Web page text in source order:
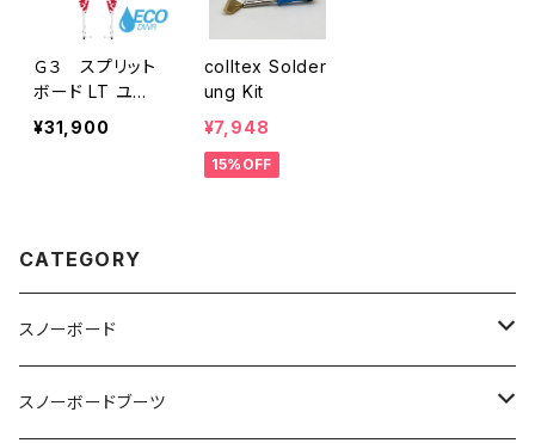
Ｇ３ スプリット
ボード LT ユニ
バーサル_140㎜
※板のサイズで
¥31,900
colltex Solder
ung Kit
¥7,948
15%OFF
CATEGORY
スノーボード
OGASAKA
スノーボードブーツ